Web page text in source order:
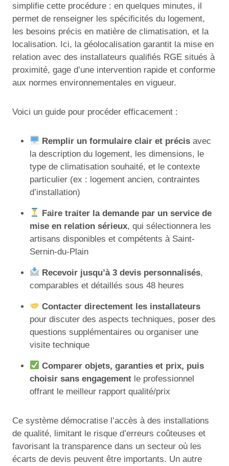
simplifie cette procédure : en quelques minutes, il
permet de renseigner les spécificités du logement,
les besoins précis en matière de climatisation, et la
localisation. Ici, la géolocalisation garantit la mise en
relation avec des installateurs qualifiés RGE situés à
proximité, gage d’une intervention rapide et conforme
aux normes environnementales en vigueur.
Voici un guide pour procéder efficacement :
Remplir un formulaire clair et précis avec
la description du logement, les dimensions, le
type de climatisation souhaité, et le contexte
particulier (ex : logement ancien, contraintes
d’installation)
Faire traiter la demande par un service de
mise en relation sérieux, qui sélectionnera les
artisans disponibles et compétents à Saint-
Sernin-du-Plain
Recevoir jusqu’à 3 devis personnalisés,
comparables et détaillés sous 48 heures
Contacter directement les installateurs
pour discuter des aspects techniques, poser des
questions supplémentaires ou organiser une
visite technique
Comparer objets, garanties et prix, puis
choisir sans engagement le professionnel
offrant le meilleur rapport qualité/prix
Ce système démocratise l’accès à des installations
de qualité, limitant le risque d’erreurs coûteuses et
favorisant la transparence dans un secteur où les
écarts de devis peuvent être importants. Un autre